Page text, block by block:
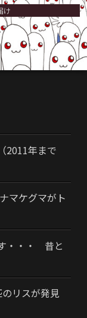
け
2011年まで
マケグマがト
・・・ 昔と
リスが発見